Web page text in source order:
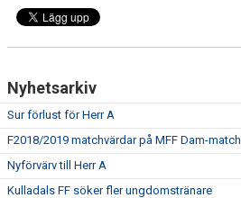
Nyhetsarkiv
Sur förlust för Herr A
F2018/2019 matchvärdar på MFF Dam-match
Nyförvärv till Herr A
Kulladals FF söker fler ungdomstränare